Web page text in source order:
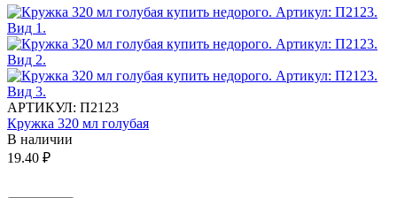
АРТИКУЛ: П2123
Кружка 320 мл голубая
В наличии
19.40 ₽